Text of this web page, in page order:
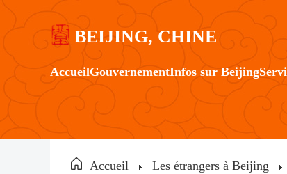
BEIJING, CHINE
AccueilGouvernementInfos sur Beijing
Accueil Les étrangers à Beijing